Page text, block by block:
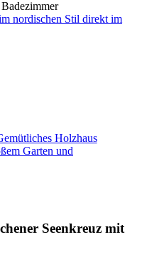
nordischen Stil direkt im
Holzhaus
Garten und
Seenkreuz mit